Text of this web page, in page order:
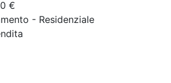
€
- Residenziale